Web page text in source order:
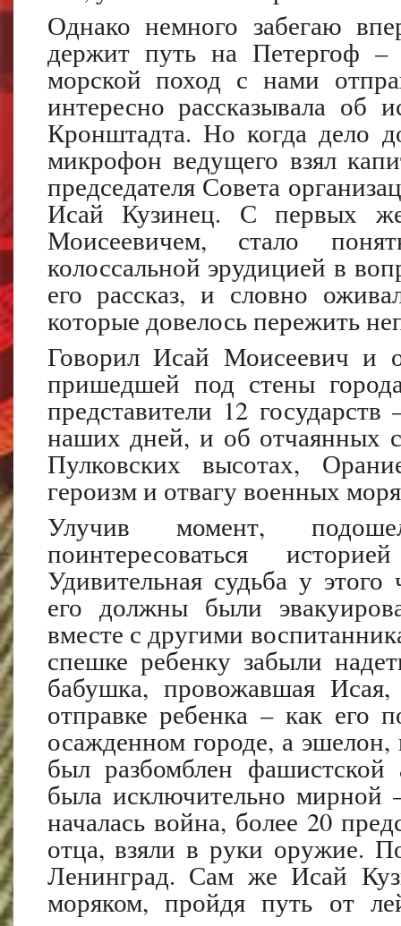
Однако немного забегаю
держит путь на Петергоф
морской поход с нами
интересно рассказывала об
Кронштадта. Но когда дело
микрофон ведущего взял
председателя Совета
Исай Кузинец. С первых
Моисеевичем, стало
колоссальной эрудицией в
его рассказ, и словно
которые довелось пережить
Говорил Исай Моисеевич и
пришедшей под стены
представители 12
наших дней, и об отчаянных
Пулковских высотах,
героизм и отвагу военных
Улучив момент,
поинтересоваться
Удивительная судьба у
его должны были
вместе с другими
спешке ребенку забыли
бабушка, провожавшая Исая,
отправке ребенка – как его
осажденном городе, а эшелон,
был разбомблен
была исключительно мирной
началась война, более 20
отца, взяли в руки оружие.
Ленинград. Сам же Исай
моряком, пройдя путь от